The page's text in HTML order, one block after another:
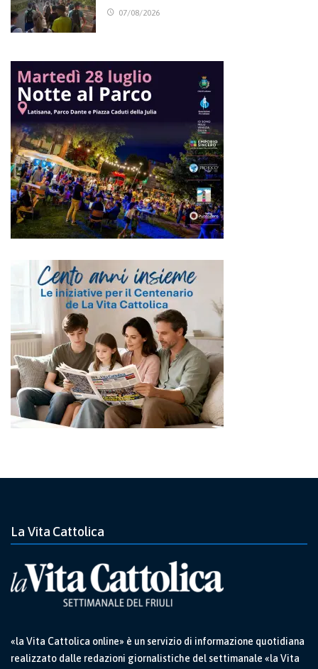
07/08/2026
La Vita Cattolica
«la Vita Cattolica online» è un servizio di informazione quotidiana
realizzato dalle redazioni giornalistiche del settimanale «la Vita